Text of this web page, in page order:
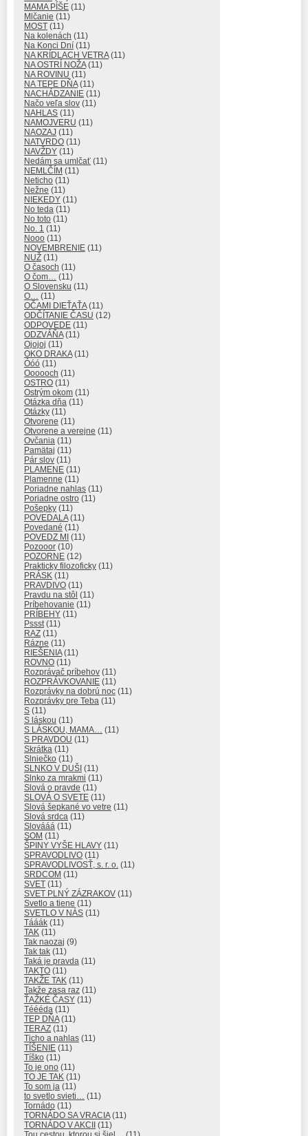
MAMA PÍŠE (11)
Mlčanie (11)
MOST (11)
Na kolenách (11)
Na Konci Dní (11)
NA KRÍDLACH VETRA(11)
NA OSTRÍ NOŽA(11)
NA ROVINU (11)
NA TEPE DŇA(11)
NACHÁDZANIE (11)
Načo veľa slov (11)
NAHLAS (11)
NAMOJVERU (11)
NAOZAJ (11)
NATVRDO (11)
NAVŽDY (11)
Nedám sa umlčať (11)
NEMLČÍM (11)
Neticho (11)
Nežne (11)
NIEKEDY (11)
No teda (11)
No toto (11)
No. 1 (11)
Nooo (11)
NOVEMBRENIE (11)
NUŽ (11)
O časoch (11)
O čom… (11)
O Slovensku (11)
O… (11)
OČAMI DIEŤAŤA(11)
ODČÍTANIE ČASU (12)
ODPOVEDE (11)
ODZVÁŇA(11)
Ojojoj (11)
OKO DRAKA(11)
Óóó (11)
Oooooch (11)
OSTRO (11)
Ostrým okom (11)
Otázka dňa (11)
Otázky (11)
Otvorene (11)
Otvorene a verejne (11)
Ovčania (11)
Pamätaj (11)
Pár slov (11)
PLAMENE (11)
Plamenne (11)
Poriadne nahlas (11)
Poriadne ostro (11)
Pošepky (11)
POVEDALA(11)
Povedané (11)
POVEDZ MI (11)
Pozooor (10)
POZORNE (12)
Prakticky filozoficky (11)
PRÁSK (11)
PRAVDIVO (11)
Pravdu na stôl (11)
Príbehovanie (11)
PRÍBEHY (11)
Pssst(11)
RAZ (11)
Rázne (11)
RIEŠENIA(11)
ROVNO (11)
Rozprávač príbehov (11)
ROZPRÁVKOVANIE (11)
Rozprávky na dobrú noc (11)
Rozprávky pre Teba (11)
S (11)
S láskou (11)
S LÁSKOU, MAMA… (11)
S PRAVDOU (11)
Skrátka (11)
Slniečko (11)
SLNKO V DUŠI (11)
Slnko za mrakmi (11)
Slová o pravde (11)
SLOVÁ O SVETE (11)
Slová šepkané vo vetre (11)
Slová srdca (11)
Slovááá (11)
SOM (11)
ŠPINY VYŠE HLAVY (11)
SPRAVODLIVO (11)
SPRAVODLIVOSŤ, s. r. o. (11)
SRDCOM (11)
SVET (11)
SVET PLNÝ ZÁZRAKOV (11)
Svetlo a tiene (11)
SVETLO V NÁS (11)
Tááák (11)
TAK (11)
Tak naozaj (9)
Tak tak (11)
Taká je pravda (11)
TAKTO (11)
TAKŽE TAK (11)
Takže zasa raz (11)
ŤAŽKÉ ČASY (11)
Téééda (11)
TEP DŇA(11)
TERAZ (11)
Ticho a nahlas (11)
TÍŠENIE (11)
Tíško (11)
To je ono (11)
TO JE TAK (11)
To som ja (11)
to svetlo svieti… (11)
Tornádo (11)
TORNÁDO SA VRACIA(11)
TORNÁDO V AKCII (11)